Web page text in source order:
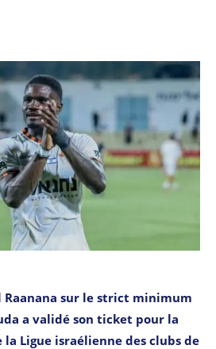
sur le strict minimum
a validé son ticket pour la
la Ligue israélienne des clubs de